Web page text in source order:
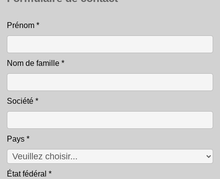
Contact
Prénom *
Nom de famille *
Société *
Pays *
État fédéral *